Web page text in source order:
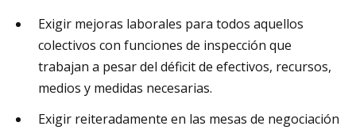
Exigir mejoras laborales para todos aquellos
colectivos con funciones de inspección que
trabajan a pesar del déficit de efectivos, recursos,
medios y medidas necesarias.
Exigir reiteradamente en las mesas de negociación